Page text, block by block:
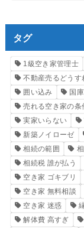
タグ
1級空き家管理士
不動産売るどうす
囲い込み
国
売れる空き家の条
実家いらない
新築ノイローゼ
相続の範囲
相続税 誰が払う
空き家 ゴキブリ
空き家 無料相談
空き家 迷惑
解体費 高すぎ